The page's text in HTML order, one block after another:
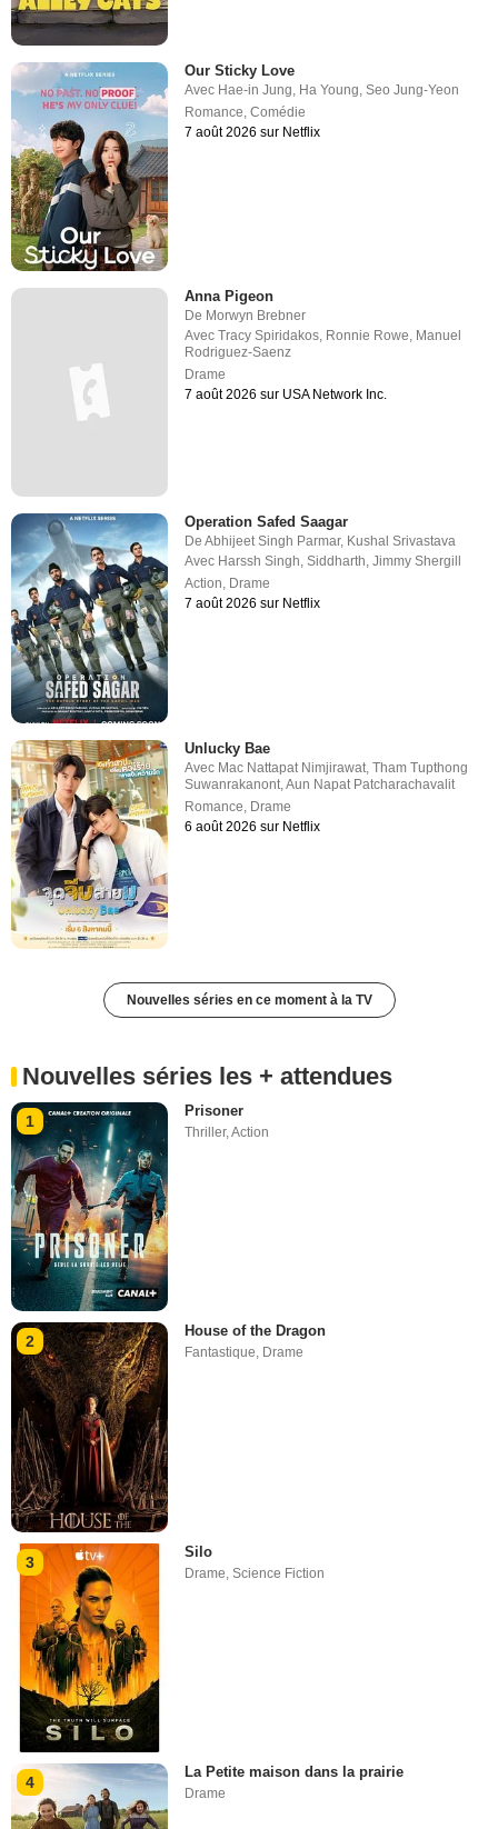
Our Sticky Love
Avec Hae-in Jung Ha Young ,Seo Jung-Yeon
Romance ,Comédie
7 août 2026 sur Netflix
Anna Pigeon
De Morwyn Brebner
AvecTracy Spiridakos, Ronnie Rowe, Manuel
Rodriguez-Saenz
Drame
7 août 2026 sur USA Network Inc.
Operation Safed Saagar
DeAbhijeet Singh Parmar, Kushal Srivastava
Avec Harssh Singh,Siddharth,Jimmy Shergill
Action, Drame
7 août 2026 sur Netflix
Unlucky Bae
Avec Mac Nattapat Nimjirawat ,Tham Tupthong
Suwanrakanont ,Aun Napat Patcharachavalit
Romance Drame
6 août 2026 sur Netflix
Nouvelles séries en ce moment à la TV
Nouvelles séries les + attendues
1
Prisoner
Thriller,Action
2
House of the Dragon
Fantastique, Drame
3
Silo
Drame ,Science Fiction
4
La Petite maison dans la prairie
Drame